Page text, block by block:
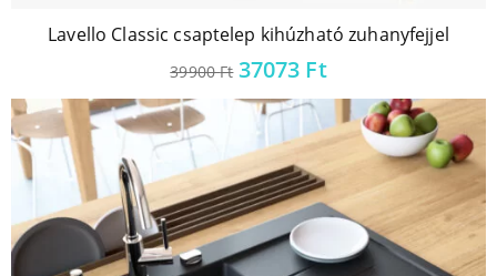
Lavello Classic csaptelep kihúzható zuhanyfejjel
39900Ft 37073 Ft